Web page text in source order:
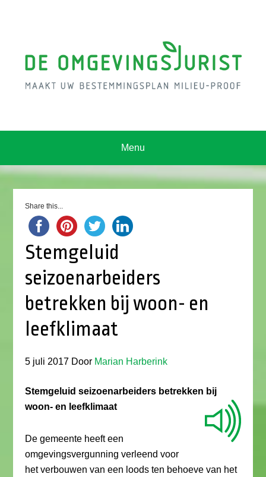
Menu
Share this...
Stemgeluid
seizoenarbeiders
betrekken bij woon- en
leefklimaat
5 juli 2017 Door Marian Harberink
Stemgeluid seizoenarbeiders betrekken bij
woon- en leefklimaat
De gemeente heeft een
omgevingsvergunning verleend voor
het verbouwen van een loods ten behoeve van het